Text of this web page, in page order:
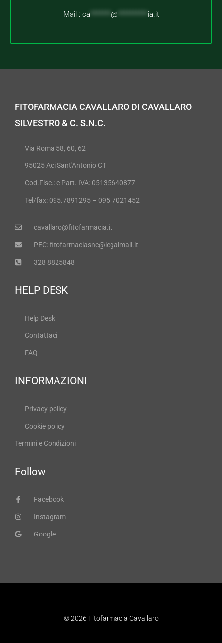
Mail : ca @ ia.it
FITOFARMACIA CAVALLARO DI CAVALLARO
SILVESTRO & C. S.N.C.
Via Roma 58, 60, 62
95025 Aci Sant'Antonio CT
Cod.Fisc.: e Part. IVA: 05135640877
Tel/fax: 095.7891295 – 095.7021452
cavallaro@fitofarmacia.it
PEC: fitofarmaciasnc@legalmail.it
328 8825848
HELP DESK
Help Desk
Contattaci
FAQ
INFORMAZIONI
Privacy policy
Cookie policy
Termini e Condizioni
Follow
Facebook
Instagram
Google
© 2026 Fitofarmacia Cavallaro